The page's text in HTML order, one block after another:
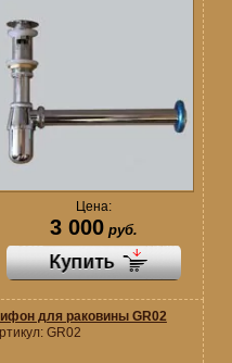
Цена:
3 000руб.
для раковины GR02
GR02